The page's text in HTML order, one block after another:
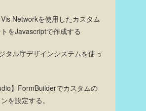
Vis Networkを使用したカスタム
をJavascriptで作成する
タル庁デザインシステムを使っ
】FormBuilderでカスタムの
を設定する。